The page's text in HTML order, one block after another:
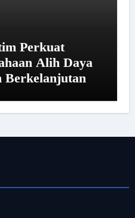
Perkuat
Alih Daya
Berkelanjutan